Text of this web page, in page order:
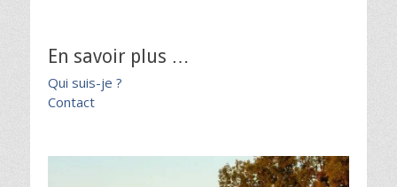
En savoir plus …
Qui suis-je ?
Contact